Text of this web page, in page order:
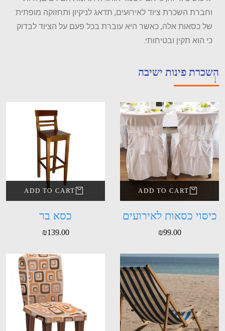
וחברת השכרת ציוד לאירועים, תדאג לניקיון ותחזוקה מופתית
של כסאות אלה, כאשר היא עוברת בכל פעם על הציוד לבדוק
כי הוא תקין ובטיחותי.
השכרת פינות ישיבה
ADD TO CART
כיסוי כסאות לאירועים
₪99.00
ADD TO CART
כסא בר
₪139.00